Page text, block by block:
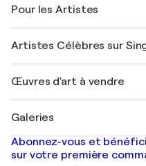
Offrir une carte cadeau
Rejoignez notre
Mon compte
+33 1 76 44 06 42
FAQ
Magazine Singulart
Emplois
Découvrez une sélection
Pour les Artistes
Se connecter en tant
Artistes Célèbres sur
Marc Chagall
Banksy
Mr. Brainwash
Shepard Fairey
Œuvres d'art à vendre
Tableaux abstraits à vendre
Peintures de paysage
Estampes
Galeries
Galeries d'art en France
Galeries d'art en Belgique
Abonnez-vous et
sur votre première